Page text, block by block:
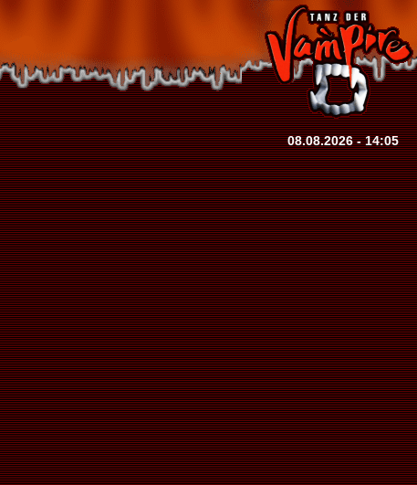
08.08.2026 - 14:05